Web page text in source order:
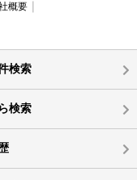
概要
検索
検索